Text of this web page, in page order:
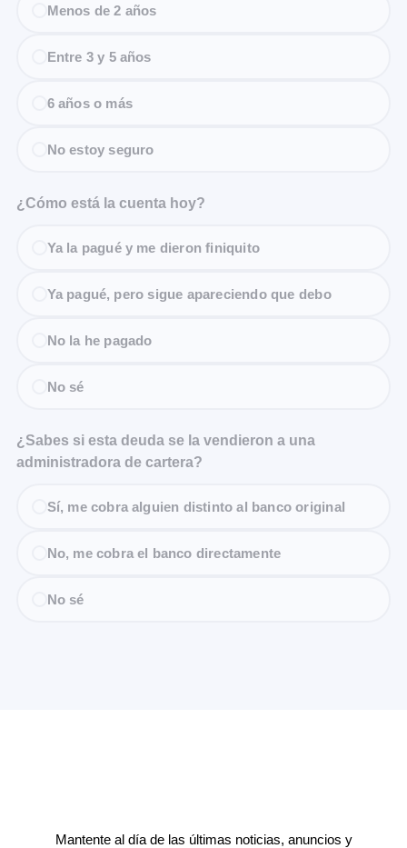
Menos de 2 años
Entre 3 y 5 años
6 años o más
No estoy seguro
¿Cómo está la cuenta hoy?
Ya la pagué y me dieron finiquito
Ya pagué, pero sigue apareciendo que debo
No la he pagado
No sé
¿Sabes si esta deuda se la vendieron a una
administradora de cartera?
Sí, me cobra alguien distinto al banco original
No, me cobra el banco directamente
No sé
Mantente al día de las últimas noticias, anuncios y